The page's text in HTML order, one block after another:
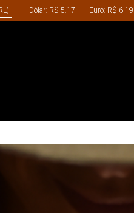
| Dólar: R$ 5.17 | Euro: R$ 6.19